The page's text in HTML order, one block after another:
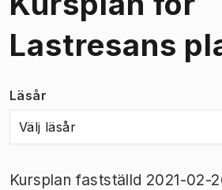
Lastresans
Läsår
Välj läsår
Kursplan fastställd 2021-02-